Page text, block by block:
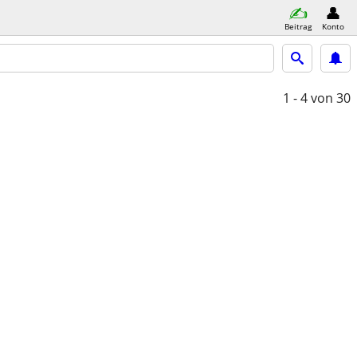
Beitrag Konto
1 - 4von 30